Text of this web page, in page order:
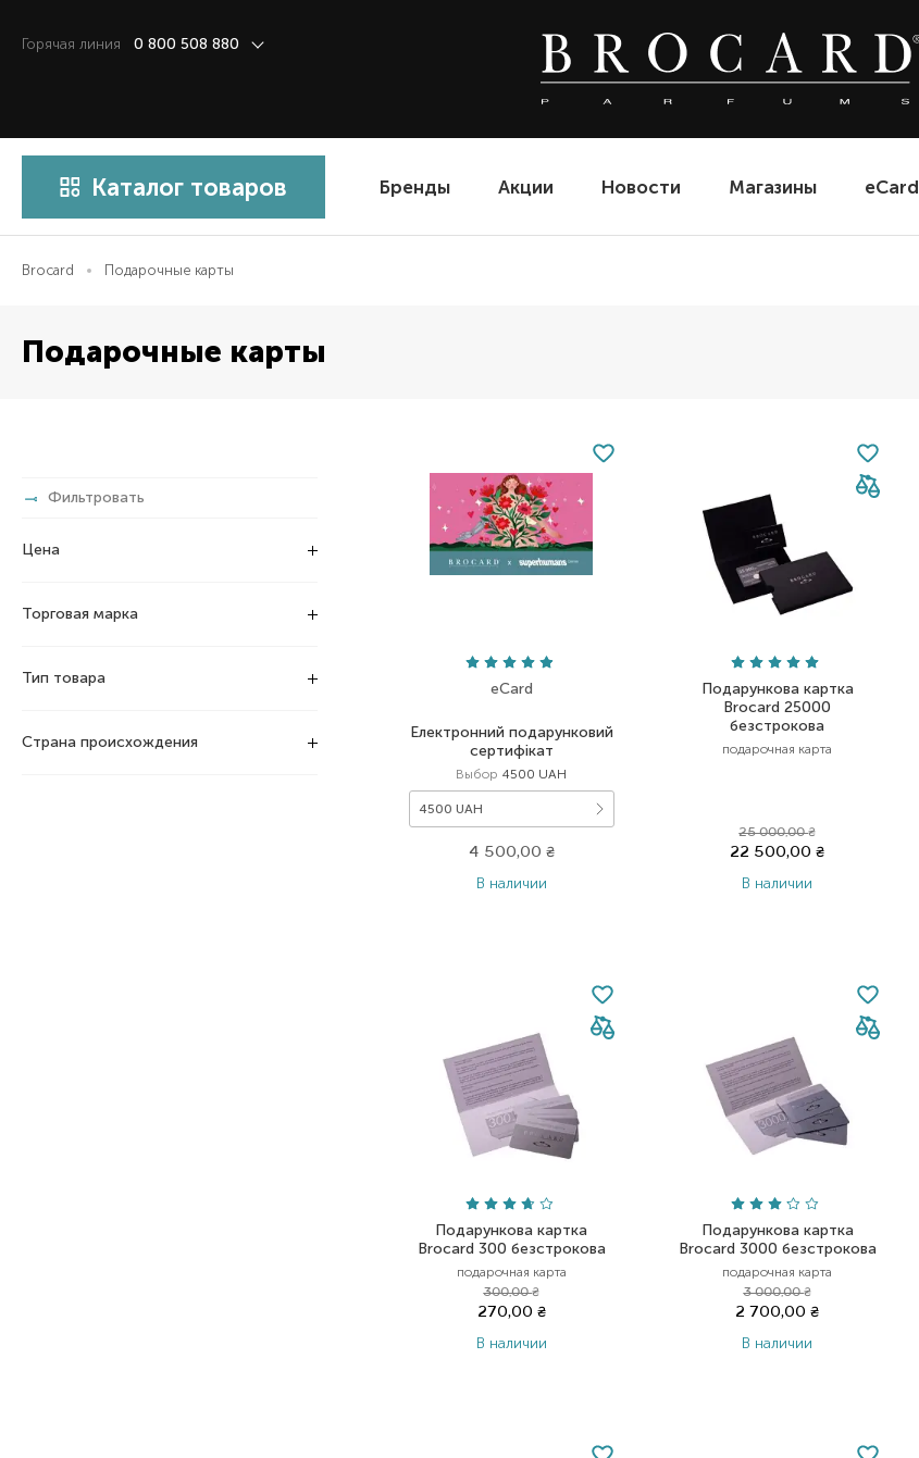
Горячая линия 0 800 508 880
Каталог товаров Бренды Акции Новости Магазины eCard
Brocard Подарочные карты
Подарочные карты
Фильтровать
Цена
Торговая марка
Тип товара
Страна происхождения
eCard
Електронний подарунковий
сертифікат
Выбор 4500 UAH
4500 UAH
4 500,00 ₴
В наличии
Подарункова картка
Brocard 25000
безстрокова
подарочная карта
25 000,00₴
22 500,00₴
В наличии
Подарункова картка
Brocard 300 безстрокова
подарочная карта
300,00₴
270,00 ₴
В наличии
Подарункова картка
Brocard 3000 безстрокова
подарочная карта
3 000,00₴
2 700,00₴
В наличии